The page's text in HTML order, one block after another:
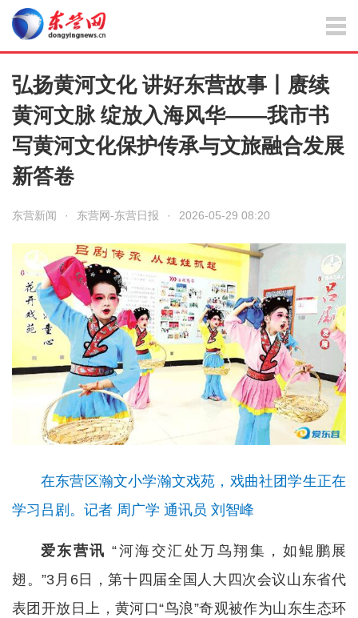
弘扬黄河文化 讲好东营故事丨赓续
黄河文脉 绽放入海风华——我市书
写黄河文化保护传承与文旅融合发展
新答卷
东营新闻 · 东营网-东营日报 · 2026-05-29 08:20
在东营区瀚文小学瀚文戏苑，戏曲社团学生正在
学习吕剧。记者 周广学 通讯员 刘智峰
爱东营讯 “河海交汇处万鸟翔集，如鲲鹏展
翅。”3月6日，第十四届全国人大四次会议山东省代
表团开放日上，黄河口“鸟浪”奇观被作为山东生态环